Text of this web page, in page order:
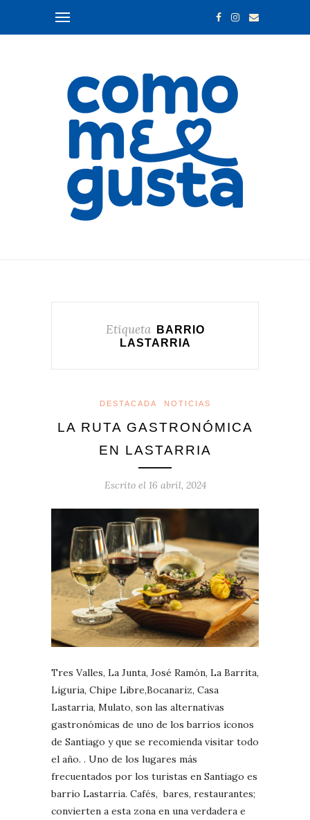
Etiqueta
BARRIO
LASTARRIA
DESTACADA NOTICIAS
LA RUTA GASTRONÓMICA
EN LASTARRIA
Escrito el 16 abril, 2024
Tres Valles, La Junta, José Ramón, La Barrita,
Liguria, Chipe Libre,Bocanariz, Casa
Lastarria, Mulato, son las alternativas
gastronómicas de uno de los barrios íconos
de Santiago y que se recomienda visitar todo
el año. . Uno de los lugares más
frecuentados por los turistas en Santiago es
barrio Lastarria. Cafés, bares, restaurantes;
convierten a esta zona en una verdadera e